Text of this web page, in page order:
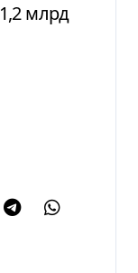
млрд